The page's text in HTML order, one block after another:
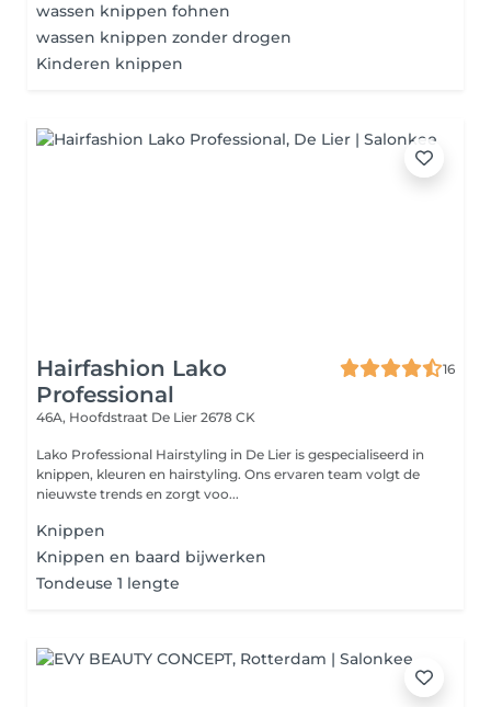
wassen knippen fohnen
wassen knippen zonder drogen
Kinderen knippen
Hairfashion Lako
Professional
16
46A, Hoofdstraat De Lier 2678 CK
Lako Professional Hairstyling in De Lier is gespecialiseerd in
knippen, kleuren en hairstyling. Ons ervaren team volgt de
nieuwste trends en zorgt voo...
Knippen
Knippen en baard bijwerken
Tondeuse 1 lengte